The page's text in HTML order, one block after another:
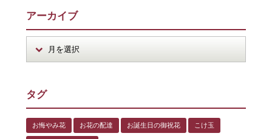
アーカイブ
タグ
お悔やみ花 お花の配達 お誕生日の御祝花 こけ玉